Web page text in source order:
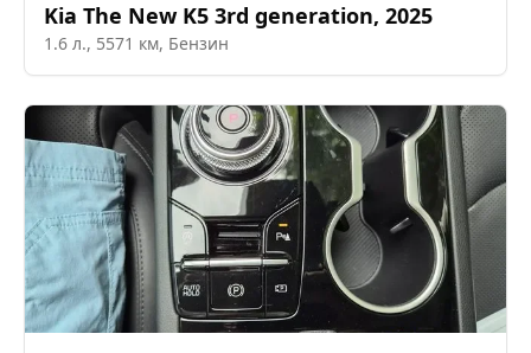
Kia The New K5 3rd generation, 2025
1.6 л., 5571 км, Бензин